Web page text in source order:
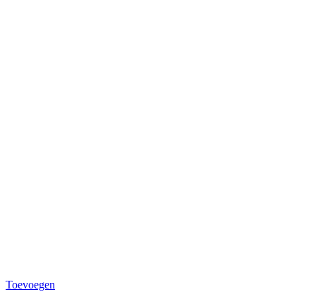
Toevoegen